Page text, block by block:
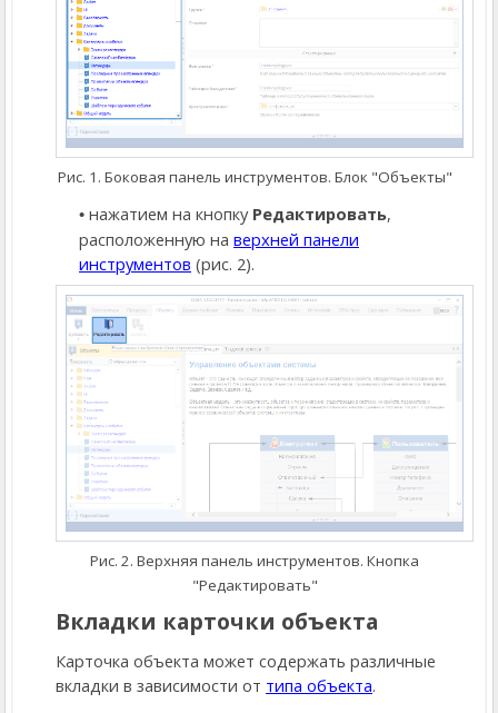
Рис. 1. Боковая панель инструментов. Блок "Объекты"
нажатием на кнопку Редактировать,
расположенную на верхней панели
инструментов (рис. 2).
Рис. 2. Верхняя панель инструментов. Кнопка
"Редактировать"
Вкладки карточки объекта
Карточка объекта может содержать различные
вкладки в зависимости от типа объекта.